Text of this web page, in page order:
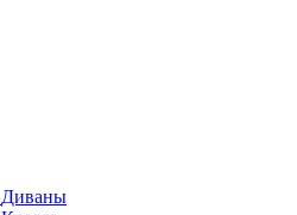
Диваны